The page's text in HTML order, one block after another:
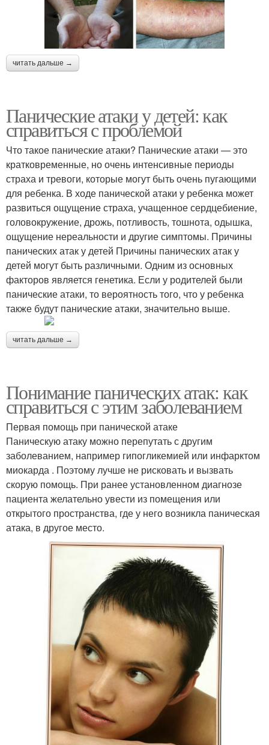
читать дальше →
Панические атаки у детей: как
справиться с проблемой
Что такое панические атаки? Панические атаки — это
кратковременные, но очень интенсивные периоды
страха и тревоги, которые могут быть очень пугающими
для ребенка. В ходе панической атаки у ребенка может
развиться ощущение страха, учащенное сердцебиение,
головокружение, дрожь, потливость, тошнота, одышка,
ощущение нереальности и другие симптомы. Причины
панических атак у детей Причины панических атак у
детей могут быть различными. Одним из основных
факторов является генетика. Если у родителей были
панические атаки, то вероятность того, что у ребенка
также будут панические атаки, значительно выше.
читать дальше →
Понимание панических атак: как
справиться с этим заболеванием
Первая помощь при панической атаке
Паническую атаку можно перепутать с другим
заболеванием, например гипогликемией или инфарктом
миокарда . Поэтому лучше не рисковать и вызвать
скорую помощь. При ранее установленном диагнозе
пациента желательно увести из помещения или
открытого пространства, где у него возникла паническая
атака, в другое место.